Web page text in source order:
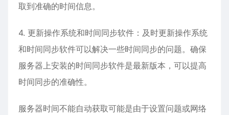
取到准确的时间信息。
4. 更新操作系统和时间同步软件：及时更新操作系统
和时间同步软件可以解决一些时间同步的问题。确保
服务器上安装的时间同步软件是最新版本，可以提高
时间同步的准确性。
服务器时间不能自动获取可能是由于设置问题或网络